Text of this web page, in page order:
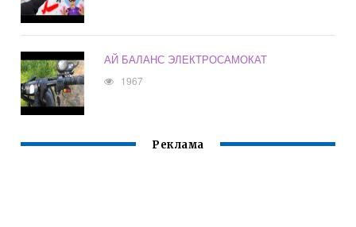
АЙ БАЛАНС ЭЛЕКТРОСАМОКАТ
1967
Реклама